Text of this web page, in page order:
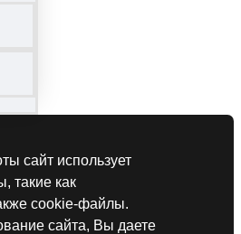
сайт использует
такие как
cookie-файлы.
сайта, Вы даете